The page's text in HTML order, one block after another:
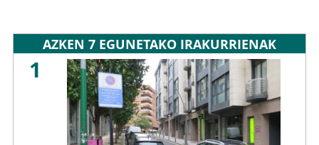
AZKEN 7 EGUNETAKO IRAKURRIENAK
1